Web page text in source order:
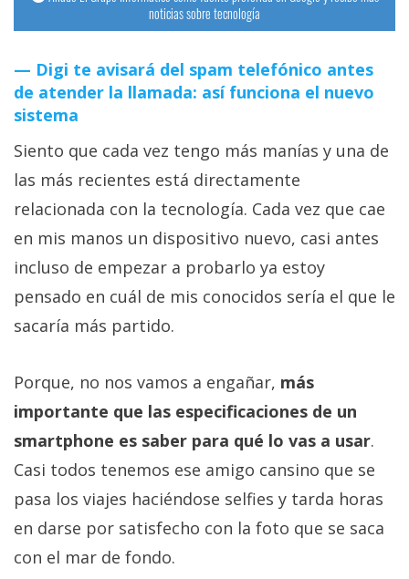
noticias sobre tecnología
Digi te avisará del spam telefónico antes
de atender la llamada: así funciona el nuevo
sistema
Siento que cada vez tengo más manías y una de
las más recientes está directamente
relacionada con la tecnología. Cada vez que cae
en mis manos un dispositivo nuevo, casi antes
incluso de empezar a probarlo ya estoy
pensado en cuál de mis conocidos sería el que le
sacaría más partido.
Porque, no nos vamos a engañar, más
importante que las especificaciones de un
smartphone es saber para qué lo vas a usar.
Casi todos tenemos ese amigo cansino que se
pasa los viajes haciéndose selfies y tarda horas
en darse por satisfecho con la foto que se saca
con el mar de fondo.